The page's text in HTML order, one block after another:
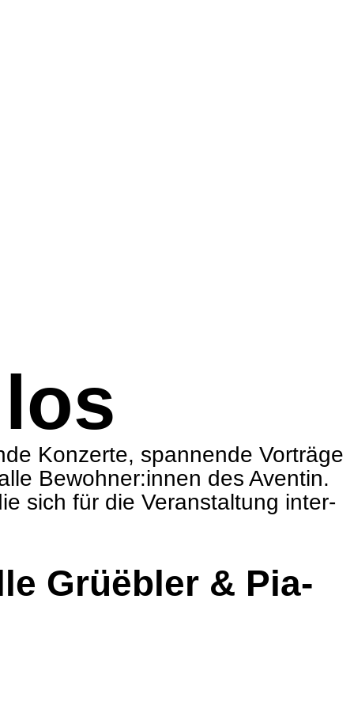
Kon­zerte, span­nende Vor­träge
Bewohner:innen des Aven­tin.
sich für die Ver­an­stal­tung inter­
Grüë­b­ler & Pia­